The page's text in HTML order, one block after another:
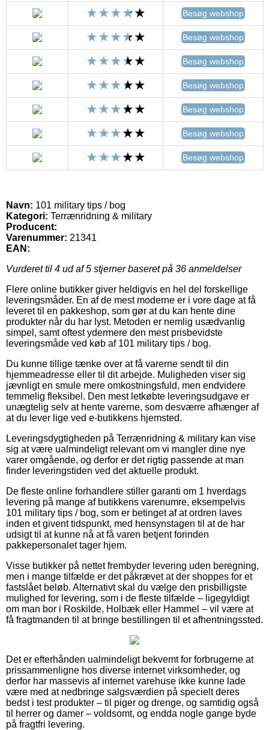
Besøg webshop
Besøg webshop
Besøg webshop
Besøg webshop
Besøg webshop
Besøg webshop
Besøg webshop
Navn: 101 military tips / bog
Kategori: Terrænridning & military
Producent:
Varenummer: 21341
EAN:
Vurderet til 4 ud af 5 stjerner baseret på 36 anmeldelser
Flere online butikker giver heldigvis en hel del forskellige
leveringsmåder. En af de mest moderne er i vore dage at få
leveret til en pakkeshop, som gør at du kan hente dine
produkter når du har lyst. Metoden er nemlig usædvanlig
simpel, samt oftest ydermere den mest prisbevidste
leveringsmåde ved køb af 101 military tips / bog.
Du kunne tillige tænke over at få varerne sendt til din
hjemmeadresse eller til dit arbejde. Muligheden viser sig
jævnligt en smule mere omkostningsfuld, men endvidere
temmelig fleksibel. Den mest letkøbte leveringsudgave er
unægtelig selv at hente varerne, som desværre afhænger af
at du lever lige ved e-butikkens hjemsted.
Leveringsdygtigheden på Terrænridning & military kan vise
sig at være ualmindeligt relevant om vi mangler dine nye
varer omgående, og derfor er det rigtig passende at man
finder leveringstiden ved det aktuelle produkt.
De fleste online forhandlere stiller garanti om 1 hverdags
levering på mange af butikkens varenumre, eksempelvis
101 military tips / bog, som er betinget af at ordren laves
inden et givent tidspunkt, med hensynstagen til at de har
udsigt til at kunne nå at få varen betjent forinden
pakkepersonalet tager hjem.
Visse butikker på nettet frembyder levering uden beregning,
men i mange tilfælde er det påkrævet at der shoppes for et
fastslået beløb. Alternativt skal du vælge den prisbilligste
mulighed for levering, som i de fleste tilfælde – ligegyldigt
om man bor i Roskilde, Holbæk eller Hammel – vil være at
få fragtmanden til at bringe bestillingen til et afhentningssted.
Det er efterhånden ualmindeligt bekvemt for forbrugerne at
prissammenligne hos diverse internet virksomheder, og
derfor har massevis af internet varehuse ikke kunne lade
være med at nedbringe salgsværdien på specielt deres
bedst i test produkter – til piger og drenge, og samtidig også
til herrer og damer – voldsomt, og endda nogle gange byde
på fragtfri levering.